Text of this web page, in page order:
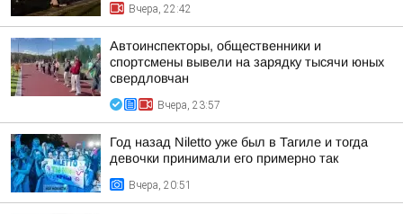
Вчера, 22:42
Автоинспекторы, общественники и
спортсмены вывели на зарядку тысячи юных
свердловчан
Вчера, 23:57
Год назад Niletto уже был в Тагиле и тогда
девочки принимали его примерно так
Вчера, 20:51